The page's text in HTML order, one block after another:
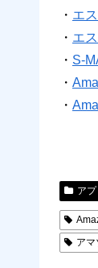
・ エ
・ エ
・ S-
・
・
ア
アマ